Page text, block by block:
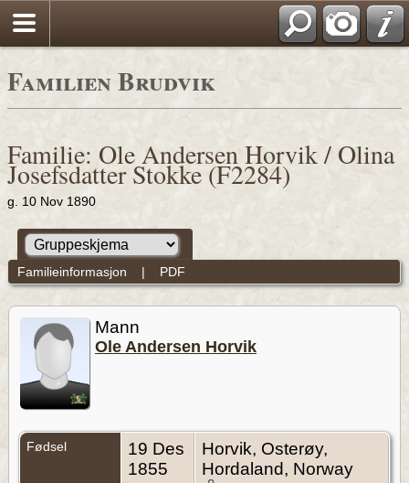
Familien Brudvik
Familie: Ole Andersen Horvik / Olina
Josefsdatter Stokke (F2284)
g. 10 Nov 1890
Familieinformasjon | PDF
Mann
Ole Andersen Horvik
Fødsel
19 Des
1855
Horvik, Osterøy,
Hordaland, Norway